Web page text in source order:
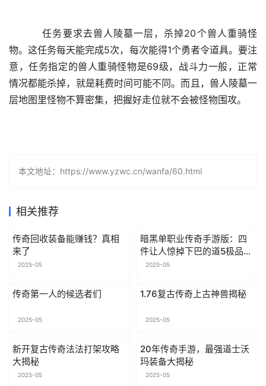
任务要求去兽人陵墓一层，杀掉20个兽人重骑怪
物。这任务每天能完成5次，每次能得1个勇者令道具。要注
意，任务指定的兽人重骑怪物是69级，战斗力一般，正常
情况都能杀掉，就是耗费时间可能不同。而且，兽人陵墓一
层地图里怪物不算密集，把握好走位就不会被怪物围攻。
本文地址：https://www.yzwc.cn/wanfa/60.html
相关推荐
传奇回收装备能赚钱？真相
来了
2025-05
暗黑单职业传奇手游版：四
件让人惊掉下巴的道5极品装
备2025-05
传奇第一人的候选者们
2025-05
1.76复古传奇上古神兽揭秘
2025-05
新开复古传奇法法打架攻略
大揭秘
2025-05
20年传奇手游，最强道士沃
玛装备大揭秘
2025-05